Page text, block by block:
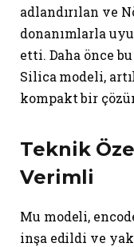
adlandırılan ve
donanımlarla
etti. Daha önce
Silica modeli,
kompakt bir
Teknik
Verimli
Mu modeli,
inşa edildi ve